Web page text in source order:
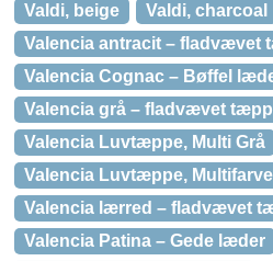
Valdi, beige
Valdi, charcoal
Valencia antracit – fladvævet
Valencia Cognac – Bøffel
Valencia grå – fladvævet
Valencia Luvtæppe, Multi Grå
Valencia Luvtæppe,
Valencia lærred – fladvævet
Valencia Patina – Gede læder